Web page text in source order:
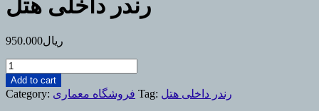
رندر داخلی هتل
ریال950.000
رندر
داخلی
هتل
Add to cart
Category: فروشگاه معماری Tag: رندر داخلی هتل